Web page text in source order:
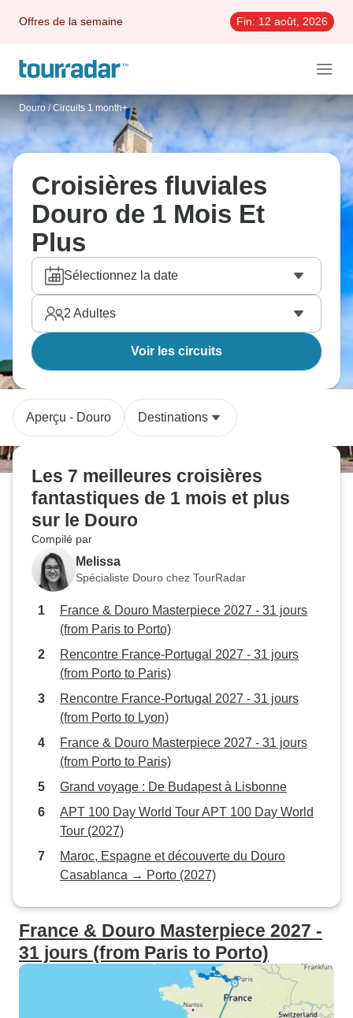
Offres de la semaine Fin: 12 août, 2026
Douro / Circuits 1 month+
Croisières fluviales
Douro de 1 Mois Et
Plus
Sélectionnez la date
2 Adultes
Voir les circuits
Aperçu - Douro Destinations
Les 7 meilleures croisières
fantastiques de 1 mois et plus
sur le Douro
Compilé par
Melissa
Spécialiste Douro chez TourRadar
France & Douro Masterpiece 2027 - 31 jours
(from Paris to Porto)
Rencontre France-Portugal 2027 - 31 jours
(from Porto to Paris)
Rencontre France-Portugal 2027 - 31 jours
(from Porto to Lyon)
France & Douro Masterpiece 2027 - 31 jours
(from Porto to Paris)
Grand voyage : De Budapest à Lisbonne
APT 100 Day World Tour APT 100 Day World
Tour (2027)
Maroc, Espagne et découverte du Douro
Casablanca → Porto (2027)
France & Douro Masterpiece 2027 -
31 jours (from Paris to Porto)